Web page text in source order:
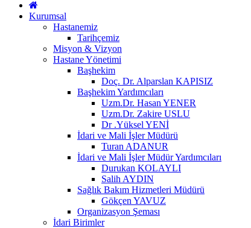
Kurumsal
Hastanemiz
Tarihçemiz
Misyon & Vizyon
Hastane Yönetimi
Başhekim
Doç. Dr. Alparslan KAPISIZ
Başhekim Yardımcıları
Uzm.Dr. Hasan YENER
Uzm.Dr. Zakire USLU
Dr .Yüksel YENİ
İdari ve Mali İşler Müdürü
Turan ADANUR
İdari ve Mali İşler Müdür Yardımcıları
Durukan KOLAYLI
Salih AYDIN
Sağlık Bakım Hizmetleri Müdürü
Gökçen YAVUZ
Organizasyon Şeması
İdari Birimler